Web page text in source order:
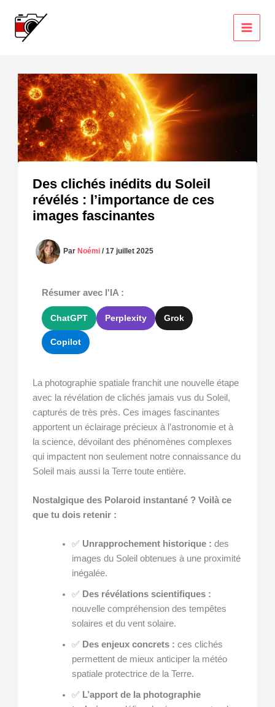
contenu
Des clichés inédits du Soleil
révélés : l’importance de ces
images fascinantes
ParNoémi/17 juillet 2025
Résumer avec l'IA :
ChatGPT Perplexity Grok
Copilot
La photographie spatiale franchit une nouvelle étape
avec la révélation de clichés jamais vus du Soleil,
capturés de très près. Ces images fascinantes
apportent un éclairage précieux à l’astronomie et à
la science, dévoilant des phénomènes complexes
qui impactent non seulement notre connaissance du
Soleil mais aussi la Terre toute entière.
Nostalgique des Polaroid instantané ? Voilà ce
que tu dois retenir :
✅ Unrapprochement historique : des
images du Soleil obtenues à une proximité
inégalée.
✅ Des révélations scientifiques :
nouvelle compréhension des tempêtes
solaires et du vent solaire.
✅ Des enjeux concrets : ces clichés
permettent de mieux anticiper la météo
spatiale protectrice de la Terre.
✅ L’apport de la photographie